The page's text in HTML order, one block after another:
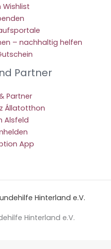
– nachhaltig helfen
Partner
Partner
Állatotthon
Alsfeld
App
Hinterland e.V.
Hinterland e.V.